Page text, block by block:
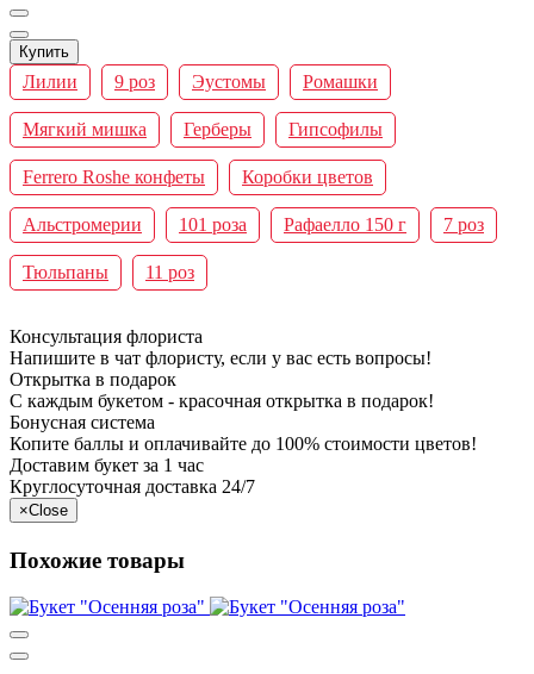
Купить
Лилии 9 роз Эустомы Ромашки
Мягкий мишка Герберы Гипсофилы
Ferrero Roshe конфеты Коробки цветов
Альстромерии 101 роза Рафаелло 150 г 7 роз
Тюльпаны 11 роз
Консультация флориста
Напишите в чат флористу, если у вас есть вопросы!
Открытка в подарок
С каждым букетом - красочная открытка в подарок!
Бонусная система
Копите баллы и оплачивайте до 100% стоимости цветов!
Доставим букет за 1 час
Круглосуточная доставка 24/7
×Close
Похожие товары